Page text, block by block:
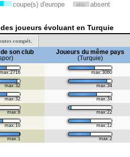
coupe(s) d'europe abs. absent
joueurs évoluant en Turquie
compét.
son club
Joueurs du même pays
(Turquie)
max:2716 max:3060
max:32 max:34
max:32 max:34
max:8 max:22
max:10 max:12
max:1 max:2